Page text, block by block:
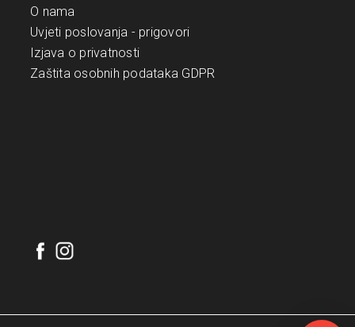
O nama
Uvjeti poslovanja - prigovori
Izjava o privatnosti
Zaštita osobnih podataka GDPR